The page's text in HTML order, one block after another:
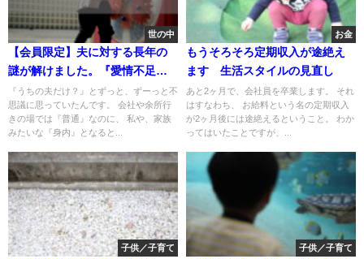
世の中
【会員限定】夫に対する長年の
謎が解けました。『愛情不足』
のせいじゃなかった。
『うちの夫だけ？』とずっと、ずーっと不
思議に思っていたんです。 会社や余所行
きの場では『普通』なのに、 私や、家族
みたいな『身内』となると...
お金
もうそろそろ定期収入が途絶え
ます 生活スタイルの見直し
あと2ヶ月で、会社員を卒業します。 それ
はすなわち、 お給料という名の定期収入
が2ヶ月後には途絶えるということ。 わか
ってはいたことですが、...
子供／子育て 子供／子育て